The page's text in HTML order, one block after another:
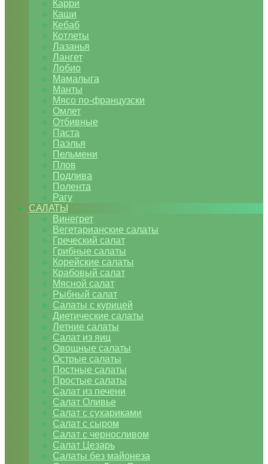
Карри
Каши
Кебаб
Котлеты
Лазанья
Лангет
Лобио
Мамалыга
Манты
Мясо по-французски
Омлет
Отбивные
Паста
Паэлья
Пельмени
Плов
Подлива
Полента
Рагу
САЛАТЫ
Винегрет
Вегетарианские салаты
Греческий салат
Грибные салаты
Корейские салаты
Крабовый салат
Мясной салат
Рыбный салат
Салаты с курицей
Диетические салаты
Летние салаты
Салат из яиц
Овощные салаты
Острые салаты
Постные салаты
Простые салаты
Салат из печени
Салат Оливье
Салат с сухариками
Салат с сыром
Салат с черносливом
Салат Цезарь
Салаты без майонеза